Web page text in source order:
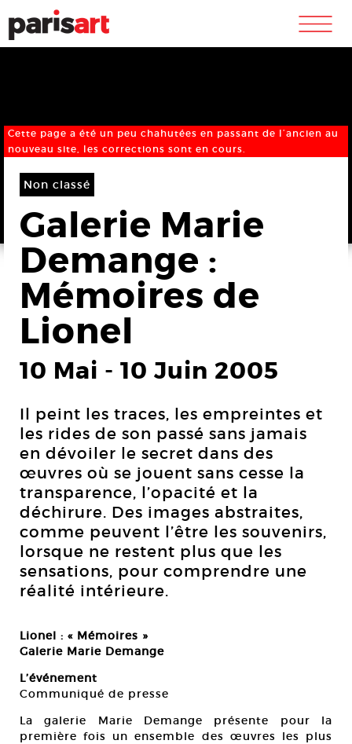
m
Cette page a été un peu chahutées en passant de l’ancien au
nouveau site, les corrections sont en cours.
Non classé
Galerie Marie
Demange :
Mémoires de
Lionel
10 Mai - 10 Juin 2005
Il peint les traces, les empreintes et
les rides de son passé sans jamais
en dévoiler le secret dans des
œuvres où se jouent sans cesse la
transparence, l’opacité et la
déchirure. Des images abstraites,
comme peuvent l’être les souvenirs,
lorsque ne restent plus que les
sensations, pour comprendre une
réalité intérieure.
Lionel : « Mémoires »
Galerie Marie Demange
L’événement
Communiqué de presse
La galerie Marie Demange présente pour la
première fois un ensemble des œuvres les plus